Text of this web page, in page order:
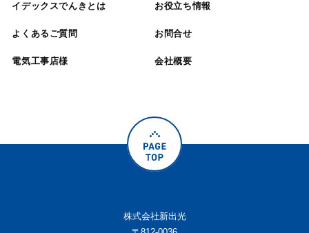
イデックスでんきとは お役立ち情報
よくあるご質問 お問合せ
電気工事店様 会社概要
株式会社新出光